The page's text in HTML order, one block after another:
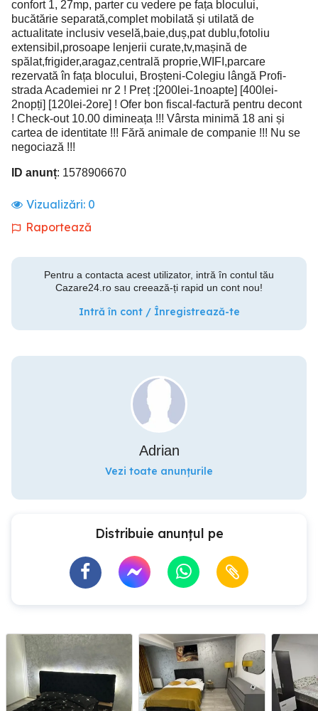
confort 1, 27mp, parter cu vedere pe fața blocului,
bucătărie separată,complet mobilată și utilată de
actualitate inclusiv veselă,baie,duș,pat dublu,fotoliu
extensibil,prosoape lenjerii curate,tv,mașină de
spălat,frigider,aragaz,centrală proprie,WIFI,parcare
rezervată în fața blocului, Broșteni-Colegiu lângă Profi-
strada Academiei nr 2 ! Preț :[200lei-1noapte] [400lei-
2nopți] [120lei-2ore] ! Ofer bon fiscal-factură pentru decont
! Check-out 10.00 dimineața !!! Vârsta minimă 18 ani și
cartea de identitate !!! Fără animale de companie !!! Nu se
negociază !!!
ID anunț: 1578906670
Vizualizări: 0
Raportează
Pentru a contacta acest utilizator, intră în contul tău
Cazare24.ro sau creează-ți rapid un cont nou!
Intră în cont / Înregistrează-te
Adrian
Vezi toate anunțurile
Distribuie anunțul pe